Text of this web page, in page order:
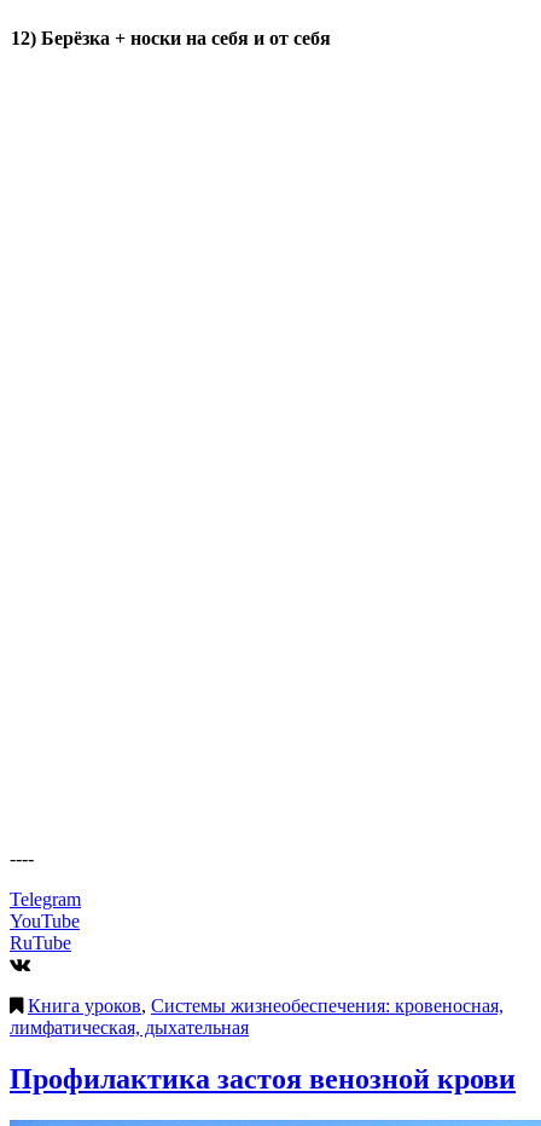
12) Берёзка + носки на себя и от себя
----
Telegram
YouTube
RuTube
Книга уроков, Системы жизнеобеспечения: кровеносная,
лимфатическая, дыхательная
Профилактика застоя венозной крови